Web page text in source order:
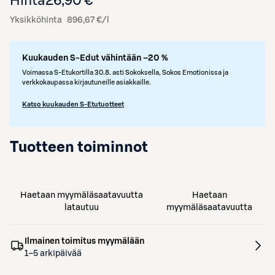
Yksikköhinta 896,67 €/l
Kuukauden S-Edut vähintään –20 %
Voimassa S-Etukortilla 30.8. asti Sokoksella, Sokos Emotionissa ja
verkkokaupassa kirjautuneille asiakkaille.
Katso kuukauden S-Etutuotteet
Tuotteen toiminnot
Haetaan myymäläsaatavuutta
latautuu
Haetaan
myymäläsaatavuutta
Ilmainen toimitus myymälään
1–5 arkipäivää